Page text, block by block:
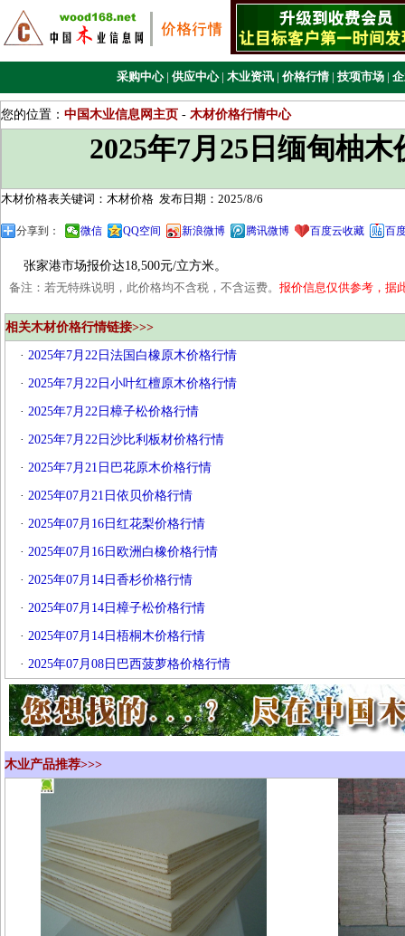
采购中心 | 供应中心 | 木业资讯 | 价格行情 | 技项市场 |
您的位置： 中国木业信息网主页 - 木材价格行情中心
2025年7月25日缅甸柚木
木材价格表关键词：木材价格 发布日期：2025/8/6
分享到： 微信 QQ空间 新浪微博 腾讯微博 百度云收藏 百
张家港市场报价达18,500元/立方米。
备注：若无特殊说明，此价格均不含税，不含运费。 报价信息仅供参考，据
相关木材价格行情链接>>>
· 2025年7月22日法国白橡原木价格行情
· 2025年7月22日小叶红檀原木价格行情
· 2025年7月22日樟子松价格行情
· 2025年7月22日沙比利板材价格行情
· 2025年7月21日巴花原木价格行情
· 2025年07月21日依贝价格行情
· 2025年07月16日红花梨价格行情
· 2025年07月16日欧洲白橡价格行情
· 2025年07月14日香杉价格行情
· 2025年07月14日樟子松价格行情
· 2025年07月14日梧桐木价格行情
· 2025年07月08日巴西菠萝格价格行情
木业产品推荐>>>